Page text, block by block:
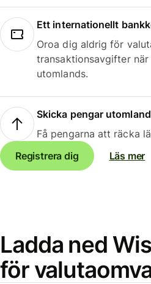
Ett internationellt
Oroa dig aldrig för
transaktionsavgifter
utomlands.
Skicka pengar
Få pengarna att räcka
Registrera dig
Läs mer
Ladda ned
för